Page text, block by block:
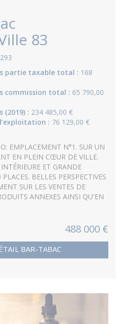
83
partie taxable total : 168
commission total : 65 790,00
(2019) : 234 485,00 €
: 76 129,00 €
EMPLACEMENT N°1. SUR UN
EN PLEIN CŒUR DE VILLE.
ET GRANDE
BELLES PERSPECTIVES
SUR LES VENTES DE
ANNEXES AINSI QU'EN
488 000 €
BAR-TABAC